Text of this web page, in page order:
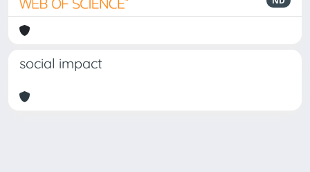
social impact